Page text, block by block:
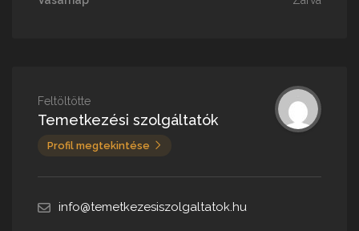
Feltöltötte
Temetkezési szolgáltatók
Profil megtekintése
info@temetkezesiszolgaltatok.hu